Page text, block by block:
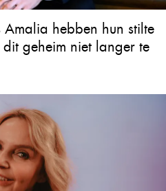
hebben hun stilte
geheim niet langer te